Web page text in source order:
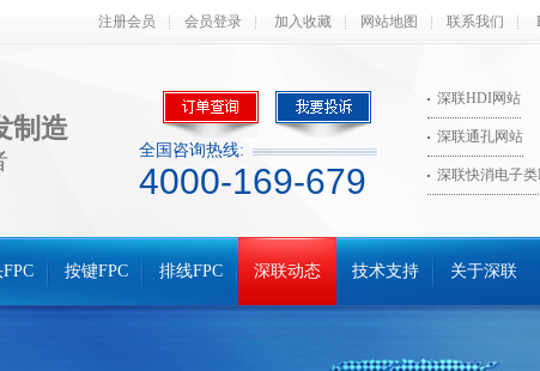
注册会员 会员登录 加入收藏 网站地图 联系我们
制造
全国咨询热线:
4000-169-679
深联HDI网站
深联通孔网站
深联快消电子类
按键FPC 排线FPC 深联动态 技术支持 关于深联